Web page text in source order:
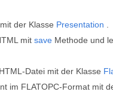
der Klasse Presentation
mit save Methode und
Datei mit der Klasse
im FLATOPC-Format mit